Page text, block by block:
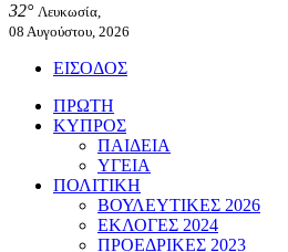
32° Λευκωσία,
08 Αυγούστου, 2026
ΕΙΣΟΔΟΣ
ΠΡΩΤΗ
ΚΥΠΡΟΣ
ΠΑΙΔΕΙΑ
ΥΓΕΙΑ
ΠΟΛΙΤΙΚΗ
ΒΟΥΛΕΥΤΙΚΕΣ 2026
ΕΚΛΟΓΕΣ 2024
ΠΡΟΕΔΡΙΚΕΣ 2023